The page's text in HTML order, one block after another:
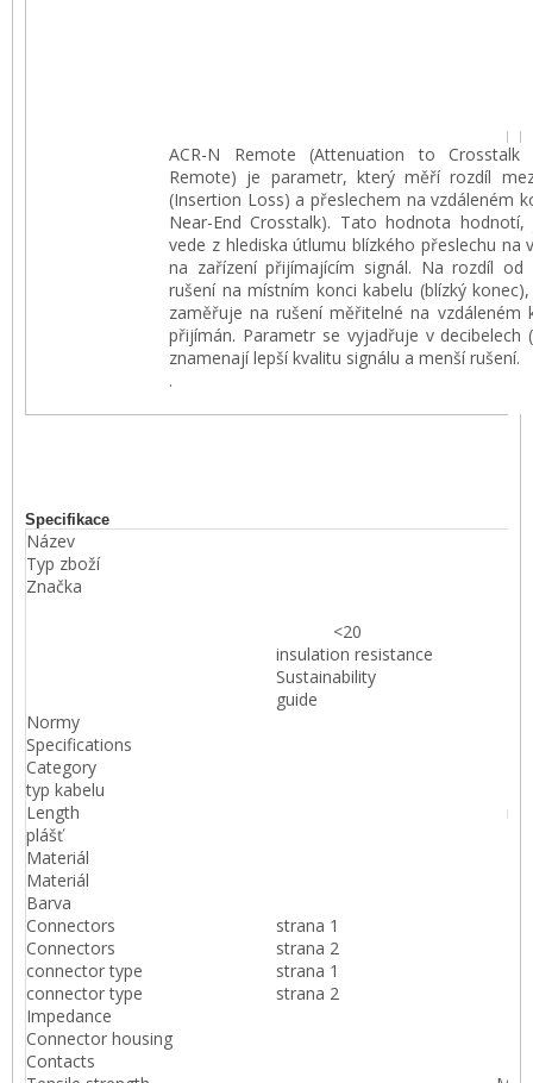
ACR-N Remote (Attenuation to
Remote) je parametr, který měří rozdíl
(Insertion Loss) a přeslechem na vzdáleném
Near-End Crosstalk). Tato hodnota
vede z hlediska útlumu blízkého přeslechu na
na zařízení přijímajícím signál. Na rozdíl od
rušení na místním konci kabelu (blízký
zaměřuje na rušení měřitelné na vzdáleném
přijímán. Parametr se vyjadřuje v decibelech
znamenají lepší kvalitu signálu a menší rušení.
.
Specifikace
Název
Typ zboží
Značka
<20
insulation resistance
Sustainability
guide
Normy
Specifications
Category
typ kabelu
Length
m
plášť
Materiál
Materiál
Barva
Connectors
strana 1
Connectors
strana 2
connector type
strana 1
connector type
strana 2
Impedance
Connector housing
Contacts